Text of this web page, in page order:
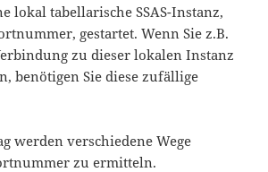
lokal tabellarische SSAS-Instanz,
gestartet. Wenn Sie z.B.
zu dieser lokalen Instanz
benötigen Sie diese zufällige
werden verschiedene Wege
zu ermitteln.